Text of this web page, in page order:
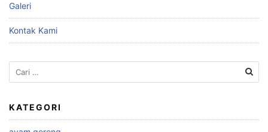
Galeri
Kontak Kami
Cari
untuk:
KATEGORI